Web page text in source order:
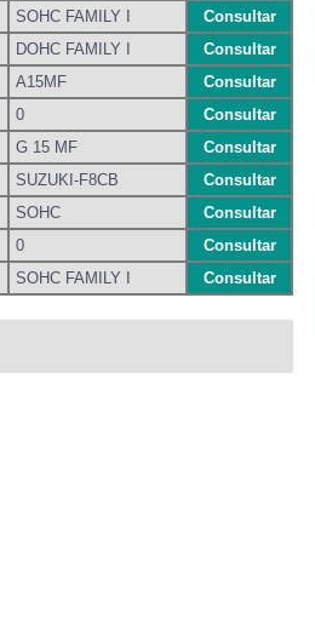
SOHC FAMILY I
Consultar
DOHC FAMILY I
Consultar
A15MF
Consultar
0
Consultar
G 15 MF
Consultar
SUZUKI-F8CB
Consultar
SOHC
Consultar
0
Consultar
SOHC FAMILY I Consultar